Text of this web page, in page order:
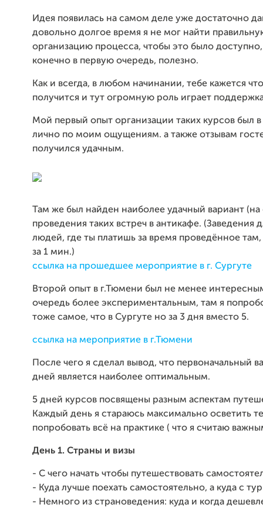
Идея появилась на самом деле уже достаточно
довольно долгое время я не мог найти
организацию процесса, чтобы это было
конечно в первую очередь, полезно.
Как и всегда, в любом начинании, тебе кажется
получится и тут огромную роль играет
Мой первый опыт организации таких курсов был
лично по моим ощущениям. а также отзывам
получился удачным.
Там же был найден наиболее удачный вариант (на
проведения таких встреч в антикафе. (Заведения
людей, где ты платишь за время проведённое
за 1 мин.)
ссылка на прошедшее мероприятие в г. Сургуте
Второй опыт в г.Тюмени был не менее
очередь более экспериментальным, там я
тоже самое, что в Сургуте но за 3 дня вместо 5.
ссылка на мероприятие в г.Тюмени
После чего я сделал вывод, что первоначальный
дней является наиболее оптимальным.
5 дней курсов посвящены разным аспектам
Каждый день я стараюсь максимально осветить
попробовать всё на практике ( что я считаю
День 1. Страны и визы
- С чего начать чтобы путешествовать
- Куда лучше поехать самостоятельно, а куда с
- Немного из страноведения: куда и когда